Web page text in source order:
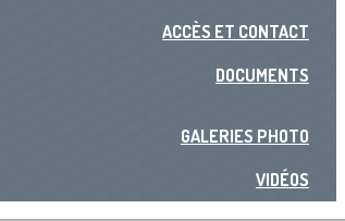
ACCÈS ET CONTACT
DOCUMENTS
GALERIES PHOTO
VIDÉOS